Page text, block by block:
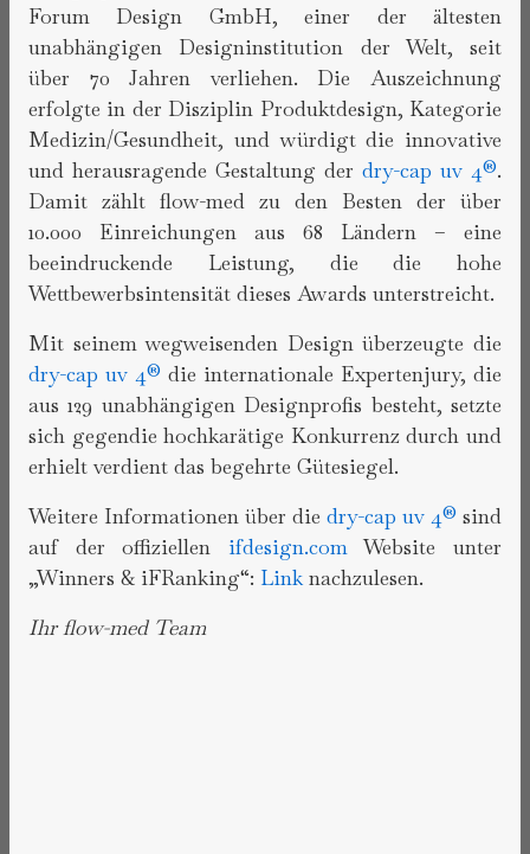
Forum Design GmbH, einer der ältesten
unabhängigen Designinstitution der Welt, seit
über 70 Jahren verliehen. Die Auszeichnung
erfolgte in der Disziplin Produktdesign, Kategorie
Medizin/Gesundheit, und würdigt die innovative
und herausragende Gestaltung der dry-cap uv 4®.
Damit zählt flow-med zu den Besten der über
10.000 Einreichungen aus 68 Ländern – eine
beeindruckende Leistung, die die hohe
Wettbewerbsintensität dieses Awards unterstreicht.
Mit seinem wegweisenden Design überzeugte die
dry-cap uv 4® die internationale Expertenjury, die
aus 129 unabhängigen Designprofis besteht, setzte
sich gegendie hochkarätige Konkurrenz durch und
erhielt verdient das begehrte Gütesiegel.
Weitere Informationen über die dry-cap uv 4® sind
auf der offiziellen ifdesign.comWebsite unter
„Winners & iFRanking“: Linknachzulesen.
Ihr flow-med Team